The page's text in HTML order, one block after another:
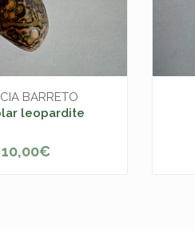
BARRETO
leopardite
+
10,00€